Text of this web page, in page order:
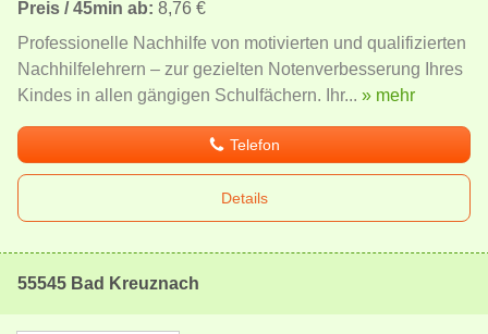
Preis / 45min ab: 8,76 €
Professionelle Nachhilfe von motivierten und qualifizierten
Nachhilfelehrern – zur gezielten Notenverbesserung Ihres
Kindes in allen gängigen Schulfächern. Ihr... » mehr
Telefon
Details
55545 Bad Kreuznach